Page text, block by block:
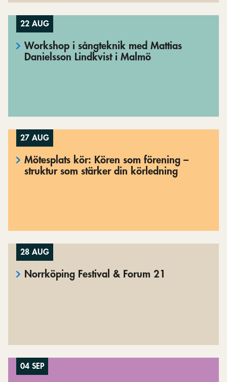
22 AUG
Workshop i sångteknik med Mattias
Danielsson Lindkvist i Malmö
27 AUG
Mötesplats kör: Kören som förening –
struktur som stärker din körledning
28 AUG
Norrköping Festival & Forum 21
04 SEP